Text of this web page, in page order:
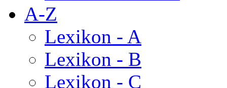
A-Z
Lexikon - A
Lexikon - B
Lexikon - C